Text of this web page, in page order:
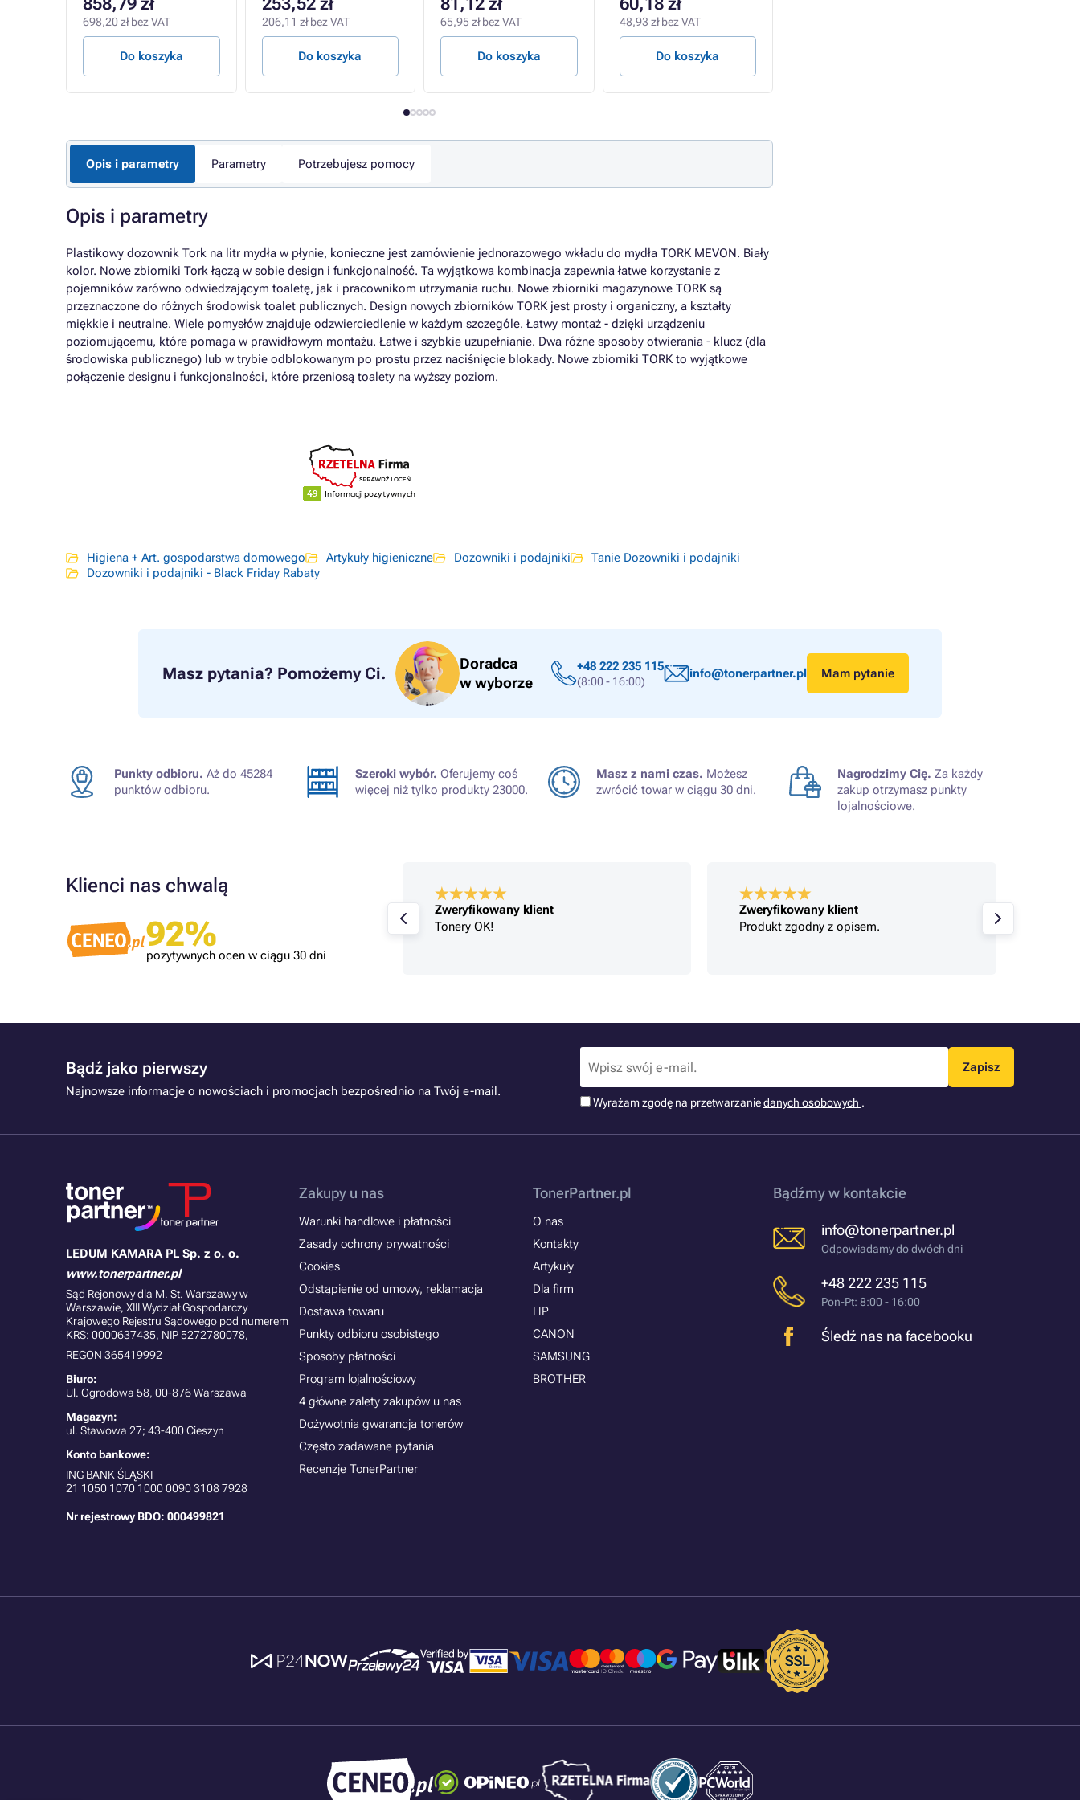
698,20 zł bez VAT
Do koszyka
206,11 zł bez VAT
Do koszyka
65,95 zł bez VAT
Do koszyka
48,93 zł bez VAT
Do koszyka
Opis i parametry Parametry Potrzebujesz pomocy
Opis i parametry
Plastikowy dozownik Tork na litr mydła w płynie, konieczne jest zamówienie jednorazowego wkładu do mydła TORK MEVON. Biały
kolor. Nowe zbiorniki Tork łączą w sobie design i funkcjonalność. Ta wyjątkowa kombinacja zapewnia łatwe korzystanie z
pojemników zarówno odwiedzającym toaletę, jak i pracownikom utrzymania ruchu. Nowe zbiorniki magazynowe TORK są
przeznaczone do różnych środowisk toalet publicznych. Design nowych zbiorników TORK jest prosty i organiczny, a kształty
miękkie i neutralne. Wiele pomysłów znajduje odzwierciedlenie w każdym szczególe. Łatwy montaż - dzięki urządzeniu
poziomującemu, które pomaga w prawidłowym montażu. Łatwe i szybkie uzupełnianie. Dwa różne sposoby otwierania - klucz (dla
środowiska publicznego) lub w trybie odblokowanym po prostu przez naciśnięcie blokady. Nowe zbiorniki TORK to wyjątkowe
połączenie designu i funkcjonalności, które przeniosą toalety na wyższy poziom.
Higiena + Art. gospodarstwa domowego Artykuły higieniczne Dozowniki i podajniki
Tanie Dozowniki i podajniki
Dozowniki i podajniki - Black Friday Rabaty
Masz pytania? Pomożemy Ci.
Doradca
w wyborze
+48 222 235 115
(8:00 - 16:00)
info@tonerpartner.pl Mam pytanie
Punkty odbioru. Aż do 45284
punktów odbioru.
Szeroki wybór. Oferujemy coś
więcej niż tylko produkty 23000.
Masz z nami czas. Możesz
zwrócić towar w ciągu 30 dni.
Nagrodzimy Cię. Za każdy
zakup otrzymasz punkty
lojalnościowe.
Klienci nas chwalą
92%
pozytywnych ocen w ciągu 30 dni
Polecam. Szybka wysyłka. Tusze dobrze
spakowane
Zweryfikowany klient
Tonery OK!
Zweryfikowany klient
Produkt zgodny z opisem.
Bądź jako pierwszy
Najnowsze informacje o nowościach i promocjach bezpośrednio na Twój e-mail.
Zapisz
Wyrażam zgodę na przetwarzaniedanych osobowych .
LEDUM KAMARA PL Sp. z o. o.
www.tonerpartner.pl
Sąd Rejonowy dla M. St. Warszawy w
Warszawie, XIII Wydział Gospodarczy
Krajowego Rejestru Sądowego pod numerem
KRS: 0000637435, NIP 5272780078,
REGON 365419992
Biuro:
Ul. Ogrodowa 58, 00-876 Warszawa
Magazyn:
ul. Stawowa 27; 43-400 Cieszyn
Konto bankowe:
ING BANK ŚLĄSKI
21 1050 1070 1000 0090 3108 7928
Nr rejestrowy BDO: 000499821
Zakupy u nas
Warunki handlowe i płatności
Zasady ochrony prywatności
Cookies
Odstąpienie od umowy, reklamacja
Dostawa towaru
Punkty odbioru osobistego
Sposoby płatności
Program lojalnościowy
4 główne zalety zakupów u nas
Dożywotnia gwarancja tonerów
Często zadawane pytania
Recenzje TonerPartner
TonerPartner.pl
O nas
Kontakty
Artykuły
Dla firm
HP
CANON
SAMSUNG
BROTHER
Bądźmy w kontakcie
info@tonerpartner.pl
Odpowiadamy do dwóch dni
+48 222 235 115
Pon-Pt: 8:00 - 16:00
Śledź nas na facebooku